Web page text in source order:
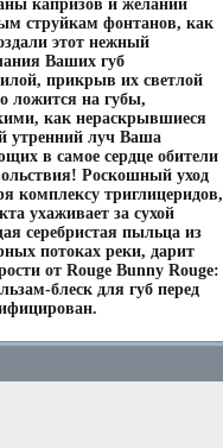
капризов и желаний
струйкам фонтанов, как
этот нежный
Ваших губ
прикрыв их светлой
ложится на губы,
как нераскрывшиеся
утренний луч Ваша
в самое сердце обители
Роскошный уход
комплексу триглицеридов,
ухаживает за сухой
серебристая пыльца из
потоках реки, дарит
от Rouge Bunny Rouge:
блеск для губ перед